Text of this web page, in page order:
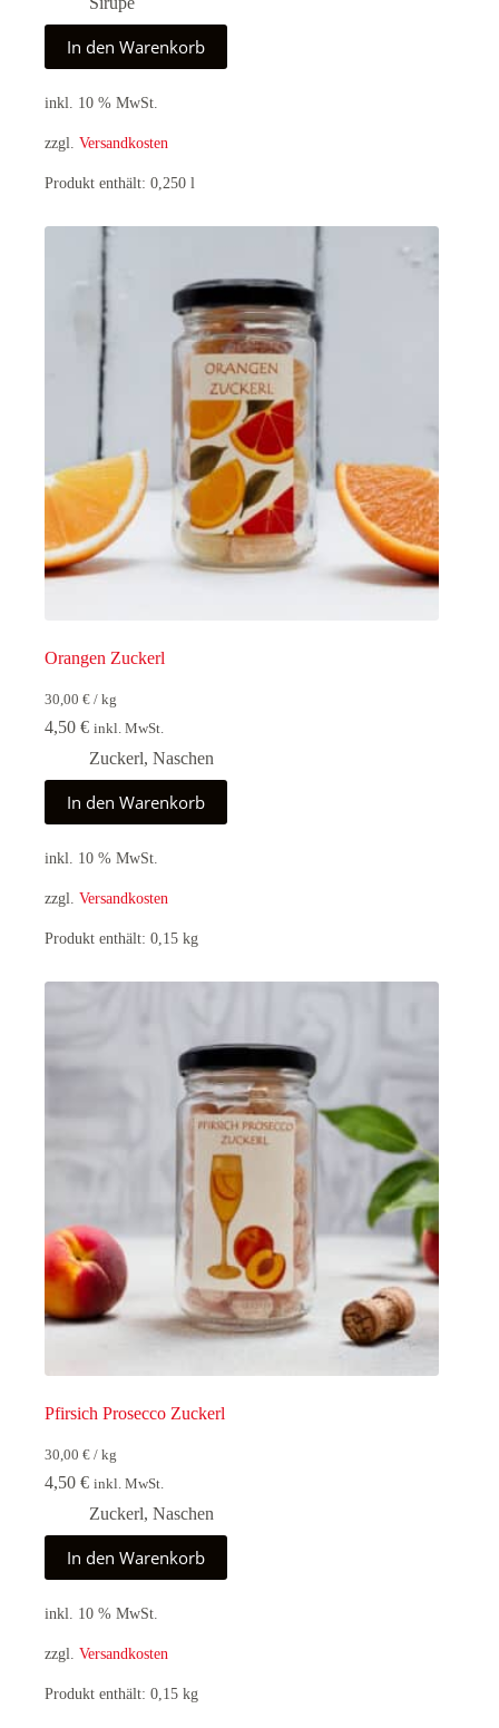
In den Warenkorb
inkl. 10 % MwSt.
zzgl. Versandkosten
Produkt enthält: 0,250 l
Orangen Zuckerl
30,00 € / kg
4,50 € inkl. MwSt.
Zuckerl, Naschen
In den Warenkorb
inkl. 10 % MwSt.
zzgl. Versandkosten
Produkt enthält: 0,15 kg
Pfirsich Prosecco Zuckerl
30,00 € / kg
4,50 € inkl. MwSt.
Zuckerl, Naschen
In den Warenkorb
inkl. 10 % MwSt.
zzgl. Versandkosten
Produkt enthält: 0,15 kg